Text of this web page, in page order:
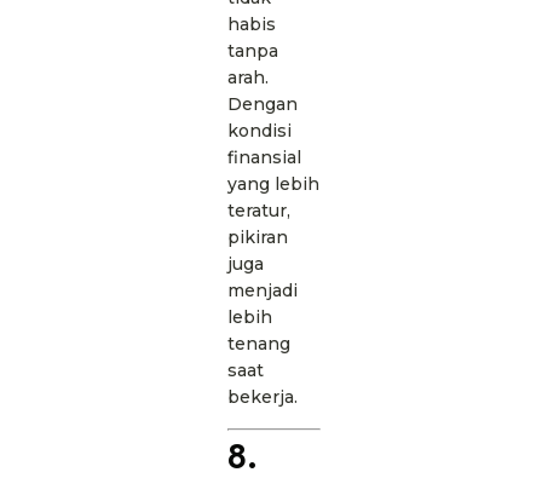
habis
tanpa
arah.
Dengan
kondisi
finansial
yang lebih
teratur,
pikiran
juga
menjadi
lebih
tenang
saat
bekerja.
8.